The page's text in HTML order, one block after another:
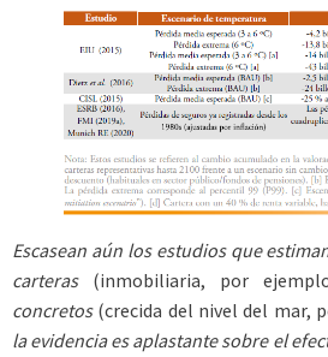
Escasean aún los estudios que
carteras (inmobiliaria, por
concretos (crecida del nivel del mar,
la evidencia es aplastante sobre el